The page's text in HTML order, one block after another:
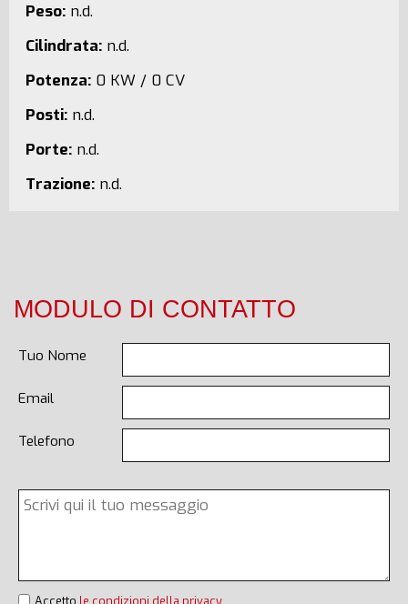
Peso: n.d.
Cilindrata: n.d.
Potenza: 0 KW / 0 CV
Posti: n.d.
Porte: n.d.
Trazione: n.d.
MODULO DI CONTATTO
Tuo Nome
Email
Telefono
Accetto le condizioni della privacy